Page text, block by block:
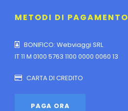
METODI DI PAGAMENTO
BONIFICO: Webviaggi SRL
IT 11 M 0100 5763 1100 0000 0060 13
CARTA DI CREDITO